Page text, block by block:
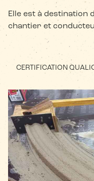
Elle est à destination
chantier et
CERTIFICATION